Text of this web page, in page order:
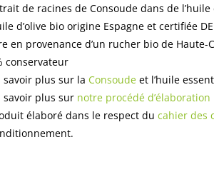
de racines de Consoude dans de l’huile
d’olive bio origine Espagne et certifiée
en provenance d’un rucher bio de Haute-
conservateur
savoir plus sur la Consoude et l’huile
savoir plus sur notre procédé d’élaboration
élaboré dans le respect ducahier des